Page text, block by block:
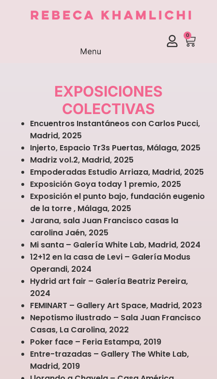
0
EXPOSICIONES
COLECTIVAS
Encuentros Instantáneos con Carlos Pucci,
Madrid, 2025
Injerto, Espacio Tr3s Puertas, Málaga, 2025
Madriz vol.2, Madrid, 2025
Empoderadas Estudio Arriaza, Madrid, 2025
Exposición Goya today 1 premio, 2025
Exposición el punto bajo, fundación eugenio
de la torre , Málaga, 2025
Jarana, sala Juan Francisco casas la
carolina Jaén, 2025
Mi santa – Galería White Lab, Madrid, 2024
12+12 en la casa de Levi – Galería Modus
Operandi, 2024
Hydrid art fair – Galería Beatriz Pereira,
2024
FEMINART – Gallery Art Space, Madrid, 2023
Nepotismo ilustrado – Sala Juan Francisco
Casas, La Carolina, 2022
Poker face – Feria Estampa, 2019
Entre-trazadas – Gallery The White Lab,
Madrid, 2019